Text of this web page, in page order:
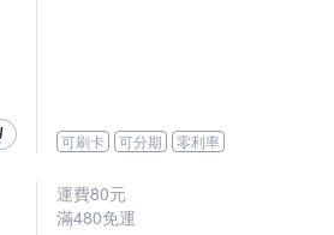
可刷卡 可分期 零利率
運費80元
滿480免運